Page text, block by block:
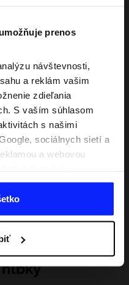
prenos
návštevnosti,
a reklám vašim
zdieľania
S vaším súhlasom
s našimi
sociálnych sietí a
a webovou
mimo tejto
ktoré získajú v
služieb. S vaším
a zlepšili spôsob
analytický
riešenia ponúkané